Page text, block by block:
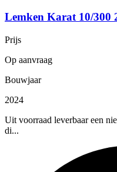
Lemken Karat 10/300
Prijs
Op aanvraag
Bouwjaar
2024
Uit voorraad leverbaar een
di...